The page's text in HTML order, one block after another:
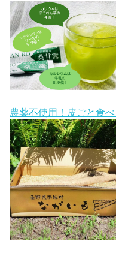
農薬不使用！皮ごと食